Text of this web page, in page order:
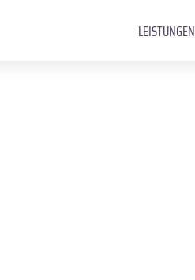
LEISTUNGEN